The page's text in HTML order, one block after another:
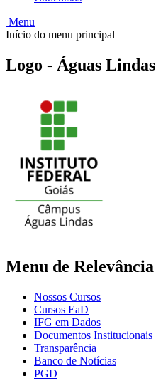
Menu
Início do menu principal
Logo - Águas Lindas
Menu de Relevância
Nossos Cursos
Cursos EaD
IFG em Dados
Documentos Institucionais
Transparência
Banco de Notícias
PGD